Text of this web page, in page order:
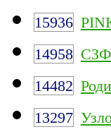
15936
14958
14482
13297